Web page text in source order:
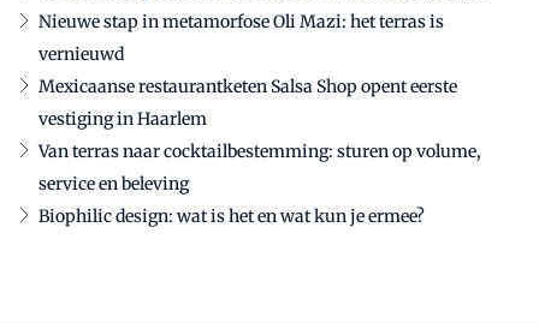
Nieuwe stap in metamorfose Oli Mazi: het terras is
vernieuwd
Mexicaanse restaurantketen Salsa Shop opent eerste
vestiging in Haarlem
Van terras naar cocktailbestemming: sturen op volume,
service en beleving
Biophilic design: wat is het en wat kun je ermee?